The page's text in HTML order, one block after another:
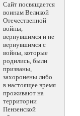
Сайт посвящается
воинам Великой
Отечественной
войны,
вернувшимся и не
вернувшимся с
войны, которые
родились, были
призваны,
захоронены либо
в настоящее время
проживают на
территории
Пензенской